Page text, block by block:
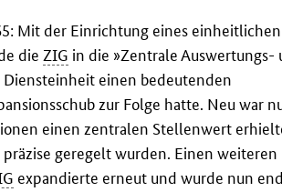
Mit der Einrichtung eines einheitlichen
die ZIG in die »Zentrale Auswertungs-
einen bedeutenden
zur Folge hatte. Neu war
einen zentralen Stellenwert
geregelt wurden. Einen weiteren
expandierte erneut und wurde nun